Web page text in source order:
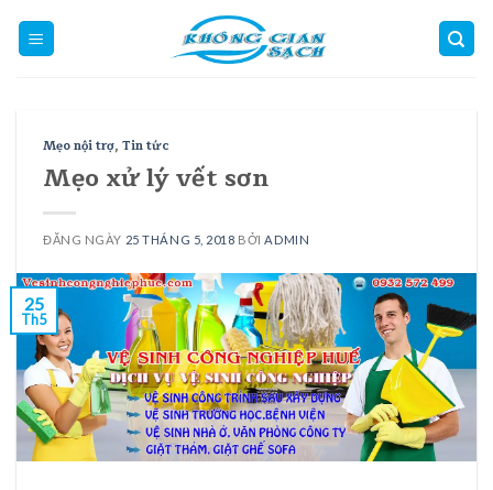
Mẹo nội trợ, Tin tức
Mẹo xử lý vết sơn
ĐĂNG NGÀY 25 THÁNG 5, 2018 BỞI ADMIN
25
Th5